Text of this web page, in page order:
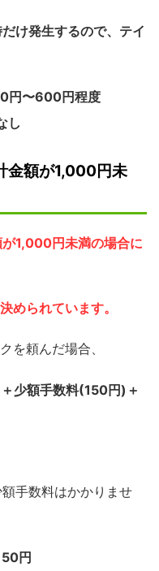
け発生するので、テイ
円〜600円程度
し
金額が1,000円未
1,000円未満の場合に
められています。
を頼んだ場合、
少額手数料(150円)＋
手数料はかかりませ
円